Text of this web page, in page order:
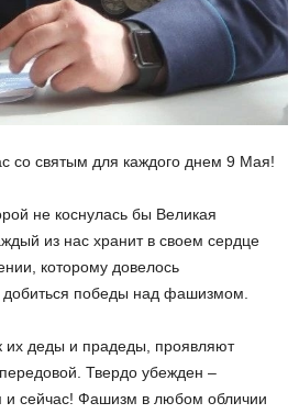
со святым для каждого днем 9 Мая!
не коснулась бы Великая
из нас хранит в своем сердце
которому довелось
победы над фашизмом.
их деды и прадеды, проявляют
Твердо убежден –
и сейчас! Фашизм в любом обличии